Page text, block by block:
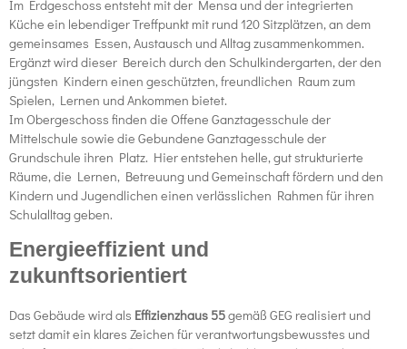
Im Erdgeschoss entsteht mit der Mensa und der integrierten
Küche ein lebendiger Treffpunkt mit rund 120 Sitzplätzen, an dem
gemeinsames Essen, Austausch und Alltag zusammenkommen.
Ergänzt wird dieser Bereich durch den Schulkindergarten, der den
jüngsten Kindern einen geschützten, freundlichen Raum zum
Spielen, Lernen und Ankommen bietet.
Im Obergeschoss finden die Offene Ganztagesschule der
Mittelschule sowie die Gebundene Ganztagesschule der
Grundschule ihren Platz. Hier entstehen helle, gut strukturierte
Räume, die Lernen, Betreuung und Gemeinschaft fördern und den
Kindern und Jugendlichen einen verlässlichen Rahmen für ihren
Schulalltag geben.
Energieeffizient und
zukunftsorientiert
Das Gebäude wird als Effizienzhaus 55gemäß GEG realisiert und
setzt damit ein klares Zeichen für verantwortungsbewusstes und